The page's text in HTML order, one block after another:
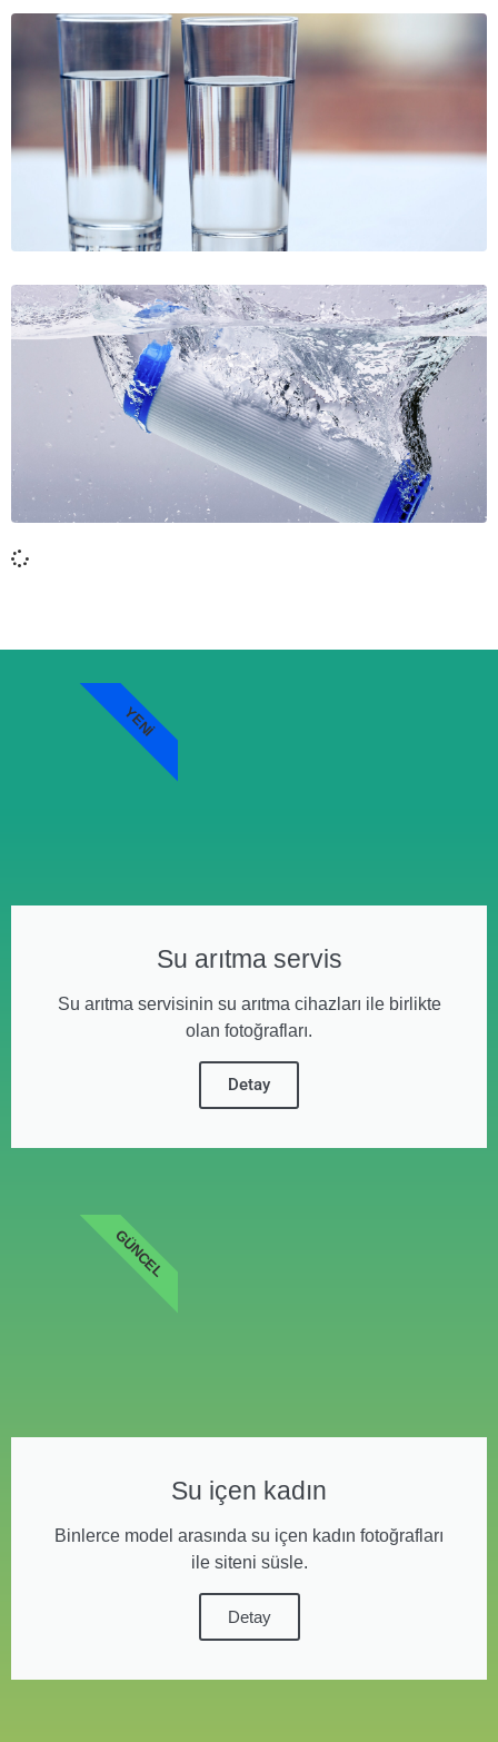
Su arıtma servis
Su arıtma servisinin su arıtma cihazları ile birlikte
olan fotoğrafları.
Detay
YENI
Su içen kadın
Binlerce model arasında su içen kadın fotoğrafları
ile siteni süsle.
Detay
GÜNCEL